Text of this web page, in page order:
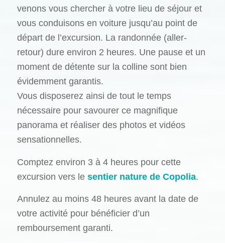
venons vous chercher à votre lieu de séjour et
vous conduisons en voiture jusqu’au point de
départ de l’excursion. La randonnée (aller-
retour) dure environ 2 heures. Une pause et un
moment de détente sur la colline sont bien
évidemment garantis.
Vous disposerez ainsi de tout le temps
nécessaire pour savourer ce magnifique
panorama et réaliser des photos et vidéos
sensationnelles.
Comptez environ 3 à 4 heures pour cette
excursion vers le sentier nature de Copolia.
Annulez au moins 48 heures avant la date de
votre activité pour bénéficier d’un
remboursement garanti.